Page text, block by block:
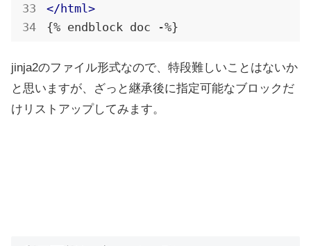
</html >
jinja2のファイル形式なので、特段難しいことはないか
と思いますが、ざっと継承後に指定可能なブロックだ
けリストアップしてみます。